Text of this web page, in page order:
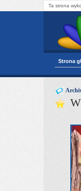
Ta strona
Strona